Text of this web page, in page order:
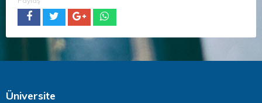
Üniversite